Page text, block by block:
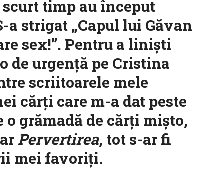
timp au început
a strigat „Capul lui Găvan
sex!”. Pentru a liniști
de urgență pe Cristina
scriitoarele mele
cărți care m-a dat peste
o grămadă de cărți mișto,
Pervertirea, tot s-ar fi
mei favoriți.